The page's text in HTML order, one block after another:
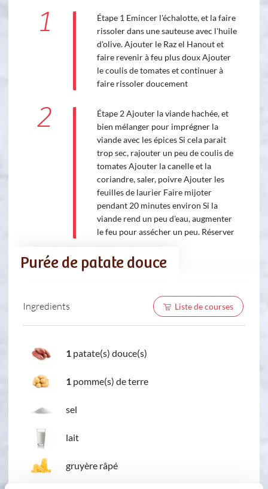
1
Étape 1 Emincer l'échalotte, et la faire
rissoler dans une sauteuse avec l'huile
d'olive. Ajouter le Raz el Hanout et
faire revenir à feu plus doux Ajouter
le coulis de tomates et continuer à
faire rissoler doucement
2
Étape 2 Ajouter la viande hachée, et
bien mélanger pour imprégner la
viande avec les épices Si cela parait
trop sec, rajouter un peu de coulis de
tomates Ajouter la canelle et la
coriandre, saler, poivre Ajouter les
feuilles de laurier Faire mijoter
pendant 20 minutes environ Si la
viande rend un peu d'eau, augmenter
le feu pour assécher un peu. Réserver
Purée de patate douce
Ingredients Liste de courses
1 patate(s) douce(s)
1 pomme(s) de terre
sel
lait
gruyère râpé